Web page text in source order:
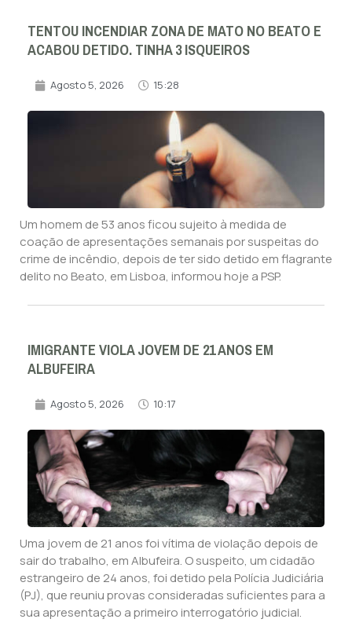
TENTOU INCENDIAR ZONA DE MATO NO BEATO E
ACABOU DETIDO. TINHA 3 ISQUEIROS
Agosto 5, 2026 15:28
Um homem de 53 anos ficou sujeito à medida de
coação de apresentações semanais por suspeitas do
crime de incêndio, depois de ter sido detido em flagrante
delito no Beato, em Lisboa, informou hoje a PSP.
IMIGRANTE VIOLA JOVEM DE 21 ANOS EM
ALBUFEIRA
Agosto 5, 2026 10:17
Uma jovem de 21 anos foi vítima de violação depois de
sair do trabalho, em Albufeira. O suspeito, um cidadão
estrangeiro de 24 anos, foi detido pela Polícia Judiciária
(PJ), que reuniu provas consideradas suficientes para a
sua apresentação a primeiro interrogatório judicial.